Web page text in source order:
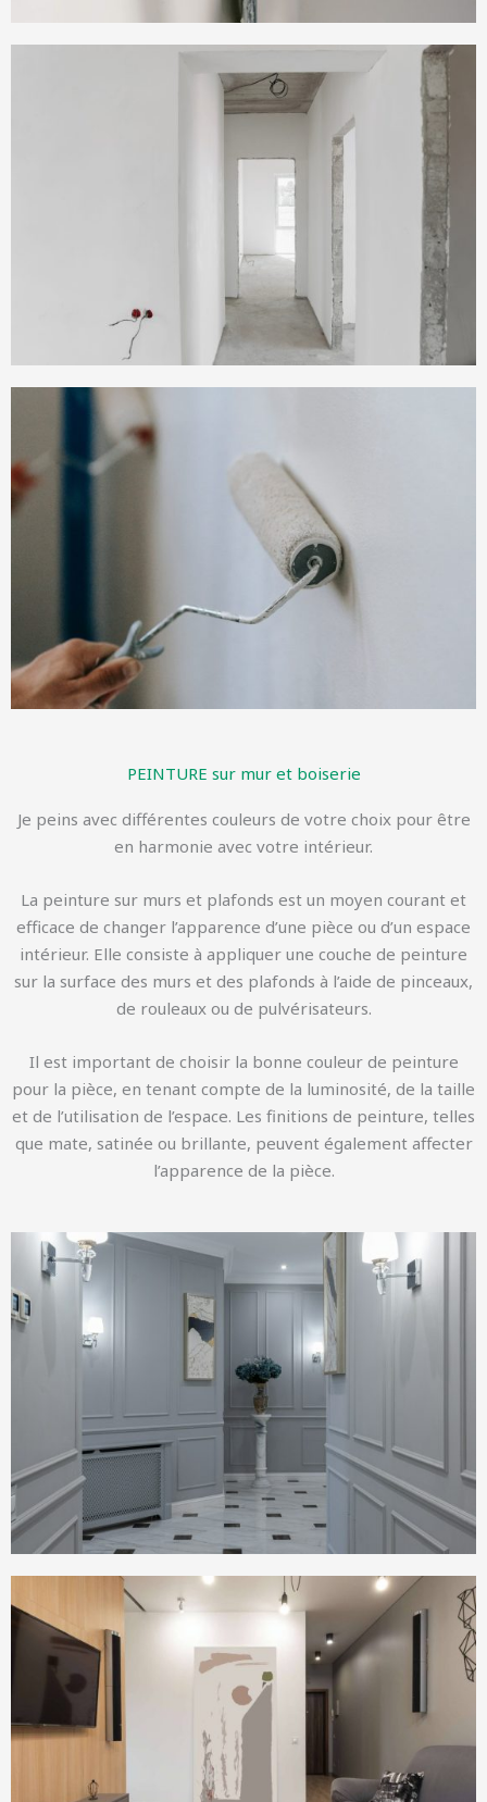
PEINTURE sur mur et boiserie
Je peins avec différentes couleurs de votre choix pour être
en harmonie avec votre intérieur.
La peinture sur murs et plafonds est un moyen courant et
efficace de changer l’apparence d’une pièce ou d’un espace
intérieur. Elle consiste à appliquer une couche de peinture
sur la surface des murs et des plafonds à l’aide de pinceaux,
de rouleaux ou de pulvérisateurs.
Il est important de choisir la bonne couleur de peinture
pour la pièce, en tenant compte de la luminosité, de la taille
et de l’utilisation de l’espace. Les finitions de peinture, telles
que mate, satinée ou brillante, peuvent également affecter
l’apparence de la pièce.